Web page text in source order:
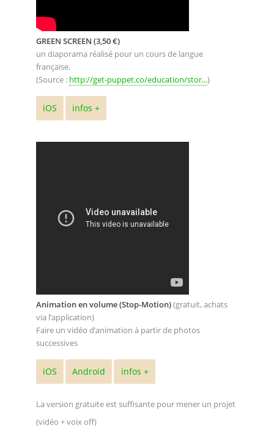
GREEN SCREEN (3,50 €)
un diaporama réalisé pour un cours de langue
française.
(Source : http://get-puppet.co/education/stor...)
iOS infos +
Animation en volume (Stop-Motion)(gratuit, achats
via l’application)
Faire un vidéo d’animation à partir de photos
successives
iOS Android infos +
La version gratuite est suffisante pour mener un projet
(vidéo + voix off)